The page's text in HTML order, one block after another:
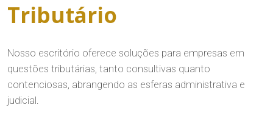
Agronegócio
Família e Sucessões
Informativos
Ver Todos
Contato
Entre em Contato
Tributário
Nosso escritório oferece soluções para empresas em
questões tributárias, tanto consultivas quanto
contenciosas, abrangendo as esferas administrativa e
judicial.